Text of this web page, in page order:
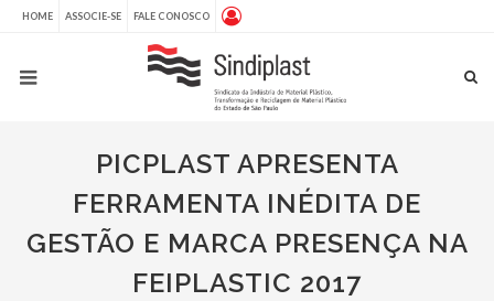
HOME ASSOCIE-SE FALE CONOSCO
PICPLAST APRESENTA
FERRAMENTA INÉDITA DE
GESTÃO E MARCA PRESENÇA NA
FEIPLASTIC 2017